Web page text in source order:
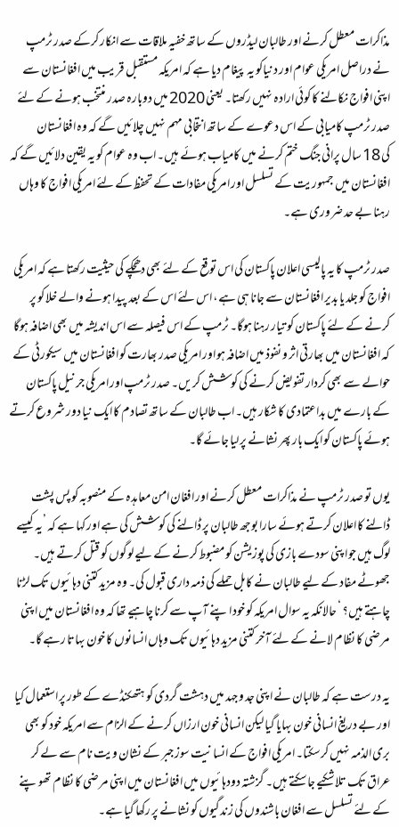
مذاکرات معطل کرنے اور طالبان لیڈروں کے ساتھ خفیہ ملاقات سے انکار کرکے صدر ٹرمپ
نے دراصل امریکی عوام اور دنیاکو یہ پیغام دیا ہے کہ امریکہ مستقبل قریب میں افغانستان سے
اپنی افواج نکالنے کا کوئی ارادہ نہیں رکھتا۔ یعنی 2020 میں دوبارہ صدر منتخب ہونے کے لئے
صدر ٹرمپ کامیابی کے اس دعوے کے ساتھ انتخابی مہم نہیں چلائیں گے کہ وہ افغانستان
کی 18 سال پرانی جنگ ختم کرنے میں کامیاب ہوئے ہیں۔ اب وہ عوام کو یہ یقین دلائیں گے کہ
افغانستان میں جمہوریت کے تسلسل اور امریکی مفادات کے تحفظ کے لئے امریکی افواج کا وہاں
رہنا بے حد ضروری ہے۔
صدر ٹرمپ کا یہ پالیسی اعلان پاکستان کی اس توقع کے لئے بھی دھچکے کی حیثیت رکھتا ہے کہ امریکی
افواج کو جلد یا بدیر افغانستان سے جانا ہی ہے، اس لئے اس کے بعد پیدا ہونے والے خلا کو پر
کرنے کے لئے پاکستان کو تیار رہنا ہوگا۔ ٹرمپ کے اس فیصلہ سے اس اندیشہ میں بھی اضافہ ہوگا
کہ افغانستان میں بھارتی اثر و نفوذ میں اضافہ ہو اور امریکی صدر بھارت کو افغانستان میں سیکورٹی کے
حوالے سے بھی کردار تفویض کرنے کی کوشش کریں۔ صدر ٹرمپ اور امریکی جرنیل پاکستان
کے بارے میں بداعتمادی کا شکار ہیں۔ اب طالبان کے ساتھ تصادم کا ایک نیا دور شروع کرتے
ہوئے پاکستان کو ایک بار پھر نشانے پر لیا جائے گا۔
یوں تو صدر ٹرمپ نے مذاکرات معطل کرنے اور افغان امن معاہدہ کے منصوبہ کو پس پشت
ڈالنے کا اعلان کرتے ہوئے سارا بوجھ طالبان پر ڈالنے کی کوشش کی ہے اور کہا ہے کہ ’یہ کیسے
لوگ ہیں جو اپنی سودے بازی کی پوزیشن کو مضبوط کرنے کے لیے لوگوں کو قتل کرتے ہیں۔
جھوٹے مفاد کے لیے طالبان نے کابل حملے کی ذمہ داری قبول کی۔ وہ مزید کتنی دہائیوں تک لڑنا
چاہتے ہیں؟ ‘ حالانکہ یہ سوال امریکہ کو خود اپنے آپ سے کرنا چاہیے تھا کہ وہ افغانستان میں اپنی
مرضی کا نظام لانے کے لئے آخر کتنی مزید دہائیوں تک وہاں انسانوں کا خون بہاتا رہے گا۔
یہ درست ہے کہ طالبان نے اپنی جد و جہد میں دہشت گردی کو ہتھکنڈے کے طور پر استعمال کیا
اور بے دریغ انسانی خون بہایا گیا لیکن انسانی خون ارزاں کرنے کے الزام سے امریکہ خود کو بھی
بری الذمہ نہیں کرسکتا۔ امریکی افواج کے انسانیت سوز جبر کے نشان ویت نام سے لے کر
عراق تک تلاشکیے جاسکتے ہیں۔ گزشتہ دودہائیوں میں افغانستان میں اپنی مرضی کا نظام تھوپنے
کے لئے تسلسل سے افغان باشندوں کی زندگیوں کو نشانے پر رکھا گیا ہے۔